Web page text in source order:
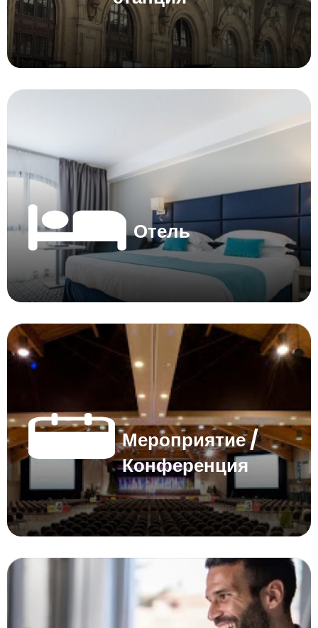
Отель
Мероприятие /
Конференция